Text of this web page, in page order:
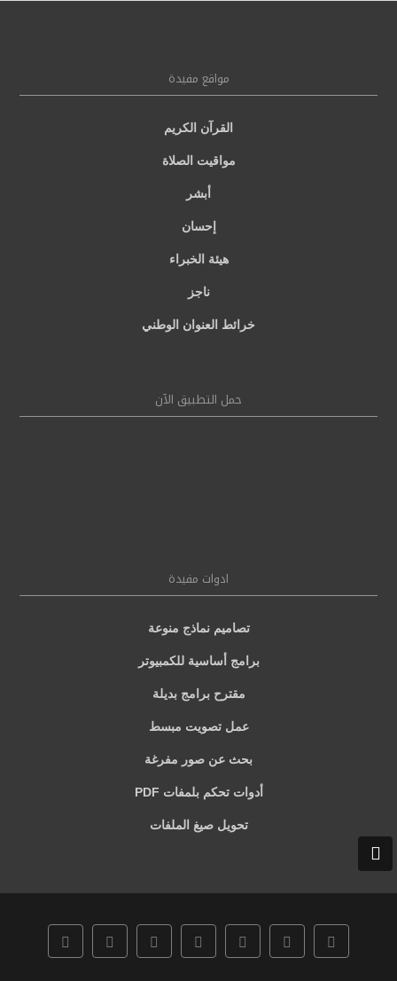
مواقع مفيدة
القرآن الكريم
مواقيت الصلاة
أبشر
إحسان
هيئة الخبراء
ناجز
خرائط العنوان الوطني
حمل التطبيق الآن
ادوات مفيدة
تصاميم نماذج منوعة
برامج أساسية للكمبيوتر
مقترح برامج بديلة
عمل تصويت مبسط
بحث عن صور مفرغة
أدوات تحكم بلمفات PDF
تحويل صيغ الملفات